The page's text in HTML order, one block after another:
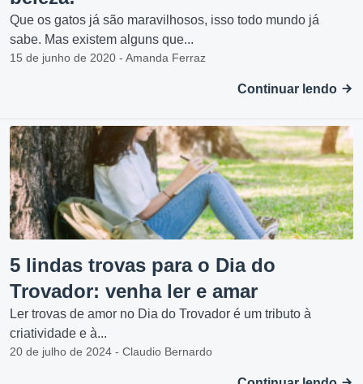
Que os gatos já são maravilhosos, isso todo mundo já
sabe. Mas existem alguns que...
15 de junho de 2020 - Amanda Ferraz
Continuar lendo
5 lindas trovas para o Dia do
Trovador: venha ler e amar
Ler trovas de amor no Dia do Trovador é um tributo à
criatividade e à...
20 de julho de 2024 - Claudio Bernardo